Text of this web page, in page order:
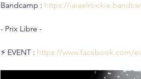
Bandcamp : https://
- Prix Libre -
⚡️ EVENT : https://www.facebook.com/